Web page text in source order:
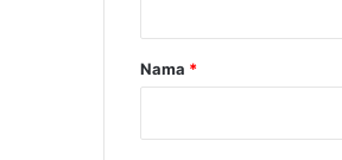
rNama *